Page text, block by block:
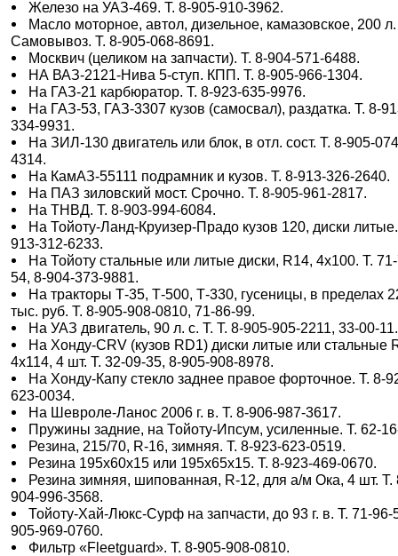
Железо на УАЗ-469. Т. 8-905-910-3962.
Масло моторное, автол, дизельное, камазовское, 200 л.
Самовывоз. Т. 8-905-068-8691.
Москвич (целиком на запчасти). Т. 8-904-571-6488.
НА ВАЗ-2121-Нива 5-ступ. КПП. Т. 8-905-966-1304.
На ГАЗ-21 карбюратор. Т. 8-923-635-9976.
На ГАЗ-53, ГАЗ-3307 кузов (самосвал), раздатка. Т. 8-
334-9931.
На ЗИЛ-130 двигатель или блок, в отл. сост. Т. 8-905-
4314.
На КамАЗ-55111 подрамник и кузов. Т. 8-913-326-2640.
На ПАЗ зиловский мост. Срочно. Т. 8-905-961-2817.
На ТНВД. Т. 8-903-994-6084.
На Тойоту-Ланд-Круизер-Прадо кузов 120, диски
913-312-6233.
На Тойоту стальные или литые диски, R14, 4х100. Т.
54, 8-904-373-9881.
На тракторы Т-35, Т-500, Т-330, гусеницы, в пределах
тыс. руб. Т. 8-905-908-0810, 71-86-99.
На УАЗ двигатель, 90 л. с. Т. Т. 8-905-905-2211, 33-00-11.
На Хонду-CRV (кузов RD1) диски литые или стальные
4х114, 4 шт. Т. 32-09-35, 8-905-908-8978.
На Хонду-Капу стекло заднее правое форточное. Т. 8-
623-0034.
На Шевроле-Ланос 2006 г. в. Т. 8-906-987-3617.
Пружины задние, на Тойоту-Ипсум, усиленные. Т. 62-
Резина, 215/70, R-16, зимняя. Т. 8-923-623-0519.
Резина 195х60х15 или 195х65х15. Т. 8-923-469-0670.
Резина зимняя, шипованная, R-12, для а/м Ока, 4 шт. Т.
904-996-3568.
Тойоту-Хай-Люкс-Сурф на запчасти, до 93 г. в. Т. 71-96-
905-969-0760.
Фильтр «Fleetguard». Т. 8-905-908-0810.